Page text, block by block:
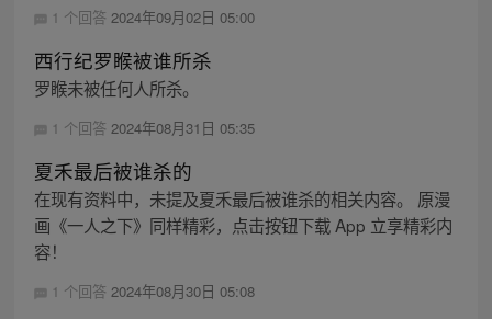
1 个回答 2024年09月02日 05:00
西行纪罗睺被谁所杀
罗睺未被任何人所杀。
1 个回答 2024年08月31日 05:35
夏禾最后被谁杀的
在现有资料中，未提及夏禾最后被谁杀的相关内容。 原漫
画《一人之下》同样精彩，点击按钮下载 App 立享精彩内
容！
1 个回答 2024年08月30日 05:08